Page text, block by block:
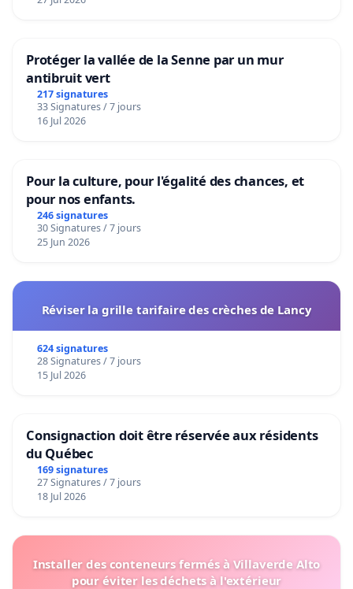
Protéger la vallée de la Senne par un mur
antibruit vert
217 signatures
33 Signatures / 7 jours
16 Jul 2026
Pour la culture, pour l'égalité des chances, et
pour nos enfants.
246 signatures
30 Signatures / 7 jours
25 Jun 2026
Réviser la grille tarifaire des crèches de Lancy
624 signatures
28 Signatures / 7 jours
15 Jul 2026
Consignaction doit être réservée aux résidents
du Québec
169 signatures
27 Signatures / 7 jours
18 Jul 2026
Installer des conteneurs fermés à Villaverde Alto
pour éviter les déchets à l'extérieur